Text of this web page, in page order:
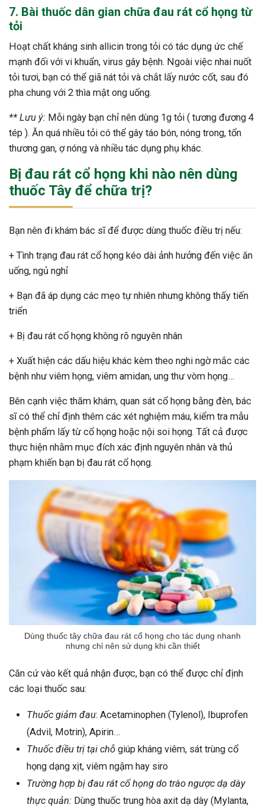
7. Bài thuốc dân gian chữa đau rát cổ họng từ
tỏi
Hoạt chất kháng sinh allicin trong tỏi có tác dụng ức chế
mạnh đối với vi khuẩn, virus gây bệnh. Ngoài việc nhai nuốt
tỏi tươi, bạn có thể giã nát tỏi và chắt lấy nước cốt, sau đó
pha chung với 2 thìa mật ong uống.
** Lưu ý: Mỗi ngày bạn chỉ nên dùng 1g tỏi ( tương đương 4
tép ). Ăn quá nhiều tỏi có thể gây táo bón, nóng trong, tổn
thương gan, ợ nóng và nhiều tác dụng phụ khác.
Bị đau rát cổ họng khi nào nên dùng
thuốc Tây để chữa trị?
Bạn nên đi khám bác sĩ để được dùng thuốc điều trị nếu:
+ Tình trạng đau rát cổ họng kéo dài ảnh hưởng đến việc ăn
uống, ngủ nghỉ
+ Bạn đã áp dụng các mẹo tự nhiên nhưng không thấy tiến
triển
+ Bị đau rát cổ họng không rõ nguyên nhân
+ Xuất hiện các dấu hiệu khác kèm theo nghi ngờ mắc các
bệnh như viêm họng, viêm amidan, ung thư vòm họng…
Bên cạnh việc thăm khám, quan sát cổ họng bằng đèn, bác
sĩ có thể chỉ định thêm các xét nghiệm máu, kiểm tra mẫu
bệnh phẩm lấy từ cổ họng hoặc nội soi họng. Tất cả được
thực hiện nhằm mục đích xác định nguyên nhân và thủ
phạm khiến bạn bị đau rát cổ họng.
Dùng thuốc tây chữa đau rát cổ họng cho tác dụng nhanh
nhưng chỉ nên sử dụng khi cần thiết
Căn cứ vào kết quả nhận được, bạn có thể được chỉ định
các loại thuốc sau:
Thuốc giảm đau: Acetaminophen (Tylenol), Ibuprofen
(Advil, Motrin), Apirin…
Thuốc điều trị tại chỗ giúp kháng viêm, sát trùng cổ
họng dạng xịt, viêm ngậm hay siro
Trường hợp bị đau rát cổ họng do trào ngược dạ dày
thực quản: Dùng thuốc trung hòa axit dạ dày (Mylanta,